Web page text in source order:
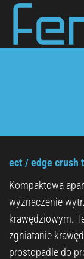
ect / edge crush
Kompaktowa
wyznaczenie
krawędziowym.
zgniatanie
prostopadle do